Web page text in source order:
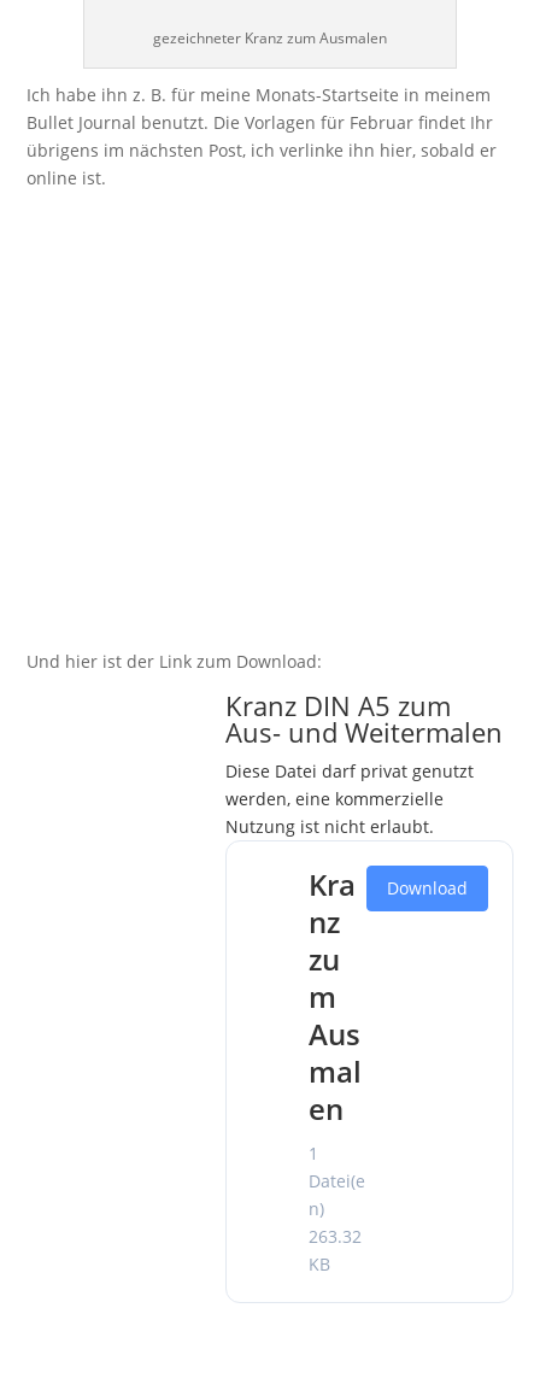
gezeichneter Kranz zum Ausmalen
Ich habe ihn z. B. für meine Monats-Startseite in meinem
Bullet Journal benutzt. Die Vorlagen für Februar findet Ihr
übrigens im nächsten Post, ich verlinke ihn hier, sobald er
online ist.
Und hier ist der Link zum Download:
Kranz DIN A5 zum
Aus- und Weitermalen
Diese Datei darf privat genutzt
werden, eine kommerzielle
Nutzung ist nicht erlaubt.
Kra
nz
zu
m
Aus
mal
en
1
Datei(e
n)
263.32
KB
Download